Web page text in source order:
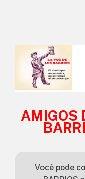
AMIGOS
Você pode